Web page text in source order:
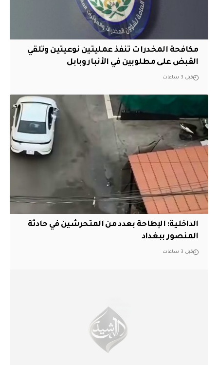
مكافحة المخدرات تنفذ عمليتين نوعيتين وتلقي
القبض على مطلوبين في الأنبار وبابل
قبل 3 ساعات
الداخلية: الإطاحة بعدد من المتحرشين في حادثة
المنصور ببغداد
قبل 3 ساعات